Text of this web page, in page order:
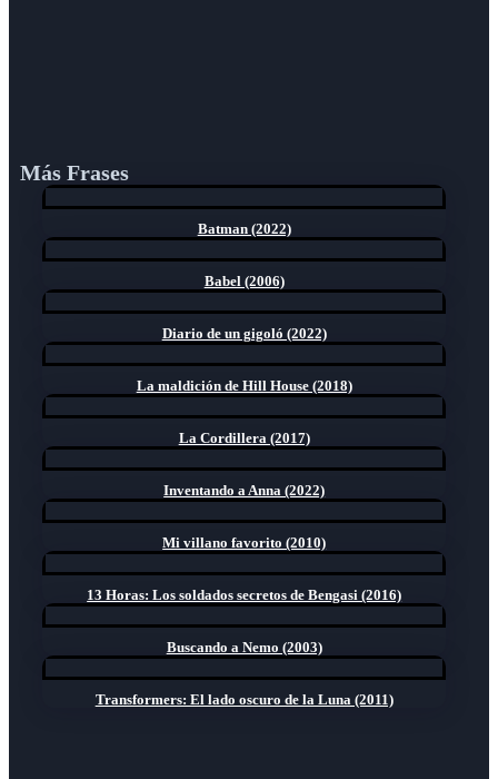
Más Frases
Batman (2022)
Babel (2006)
Diario de un gigoló (2022)
La maldición de Hill House (2018)
La Cordillera (2017)
Inventando a Anna (2022)
Mi villano favorito (2010)
13 Horas: Los soldados secretos de Bengasi (2016)
Buscando a Nemo (2003)
Transformers: El lado oscuro de la Luna (2011)